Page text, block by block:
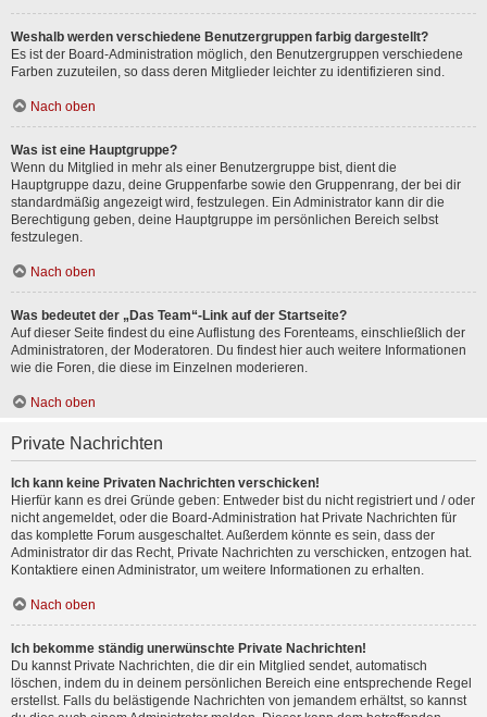
Weshalb werden verschiedene Benutzergruppen farbig dargestellt?
Es ist der Board-Administration möglich, den Benutzergruppen verschiedene
Farben zuzuteilen, so dass deren Mitglieder leichter zu identifizieren sind.
Nach oben
Was ist eine Hauptgruppe?
Wenn du Mitglied in mehr als einer Benutzergruppe bist, dient die
Hauptgruppe dazu, deine Gruppenfarbe sowie den Gruppenrang, der bei dir
standardmäßig angezeigt wird, festzulegen. Ein Administrator kann dir die
Berechtigung geben, deine Hauptgruppe im persönlichen Bereich selbst
festzulegen.
Nach oben
Was bedeutet der „Das Team“-Link auf der Startseite?
Auf dieser Seite findest du eine Auflistung des Forenteams, einschließlich der
Administratoren, der Moderatoren. Du findest hier auch weitere Informationen
wie die Foren, die diese im Einzelnen moderieren.
Nach oben
Private Nachrichten
Ich kann keine Privaten Nachrichten verschicken!
Hierfür kann es drei Gründe geben: Entweder bist du nicht registriert und / oder
nicht angemeldet, oder die Board-Administration hat Private Nachrichten für
das komplette Forum ausgeschaltet. Außerdem könnte es sein, dass der
Administrator dir das Recht, Private Nachrichten zu verschicken, entzogen hat.
Kontaktiere einen Administrator, um weitere Informationen zu erhalten.
Nach oben
Ich bekomme ständig unerwünschte Private Nachrichten!
Du kannst Private Nachrichten, die dir ein Mitglied sendet, automatisch
löschen, indem du in deinem persönlichen Bereich eine entsprechende Regel
erstellst. Falls du belästigende Nachrichten von jemandem erhältst, so kannst